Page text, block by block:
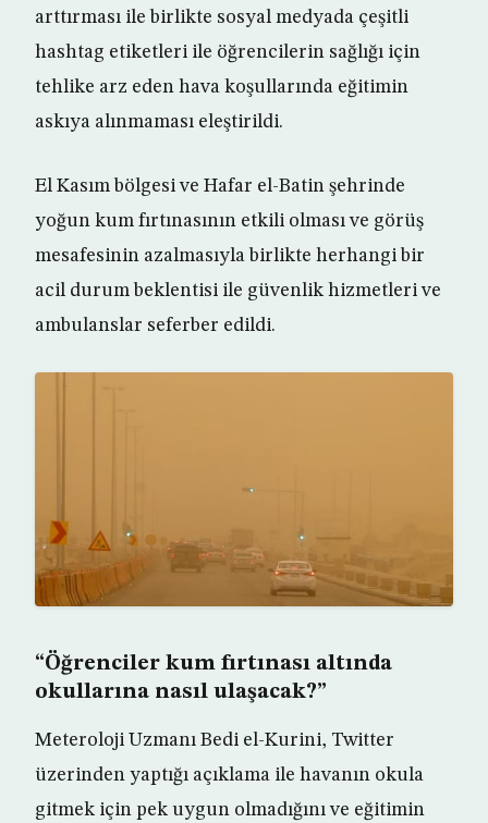
arttırması ile birlikte sosyal medyada çeşitli
hashtag etiketleri ile öğrencilerin sağlığı için
tehlike arz eden hava koşullarında eğitimin
askıya alınmaması eleştirildi.
El Kasım bölgesi ve Hafar el-Batin şehrinde
yoğun kum fırtınasının etkili olması ve görüş
mesafesinin azalmasıyla birlikte herhangi bir
acil durum beklentisi ile güvenlik hizmetleri ve
ambulanslar seferber edildi.
“Öğrenciler kum fırtınası altında
okullarına nasıl ulaşacak?”
Meteroloji Uzmanı Bedi el-Kurini, Twitter
üzerinden yaptığı açıklama ile havanın okula
gitmek için pek uygun olmadığını ve eğitimin